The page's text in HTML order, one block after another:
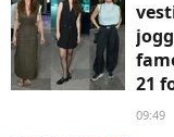
21
09:49